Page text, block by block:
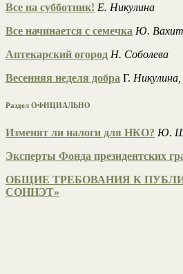
Все на субботник! Е. Никулина
Все начинается с семечка Ю.
Аптекарский огород Н. Соболева
Весенняя неделя добра Г.
Раздел ОФИЦИАЛЬНО
Изменят ли налоги для НКО? Ю.
Эксперты Фонда президентских
ОБЩИЕ ТРЕБОВАНИЯ К
СОННЭТ»